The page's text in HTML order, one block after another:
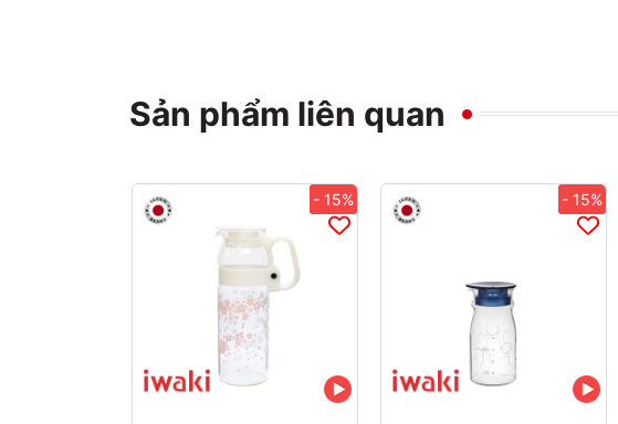
Kiểu dáng đẹp mắt, tinh tế
Bình có kiểu dáng rất đẹp mắt, ấn tượng, mang lại vẻ sang
thích hợp để trang trí trong nhà, hay dùng làm quà tặng
Hướng dẫn sử dụng
Về vấn đề sử dụng, bạn chú ý các điều sau:
Sản phẩm liên quan
- 15% - 15%